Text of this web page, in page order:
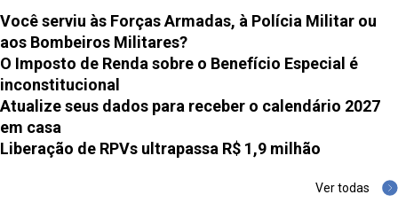
Você serviu às Forças Armadas, à Polícia Militar ou
aos Bombeiros Militares?
O Imposto de Renda sobre o Benefício Especial é
inconstitucional
Atualize seus dados para receber o calendário 2027
em casa
Liberação de RPVs ultrapassa R$ 1,9 milhão
Ver todas